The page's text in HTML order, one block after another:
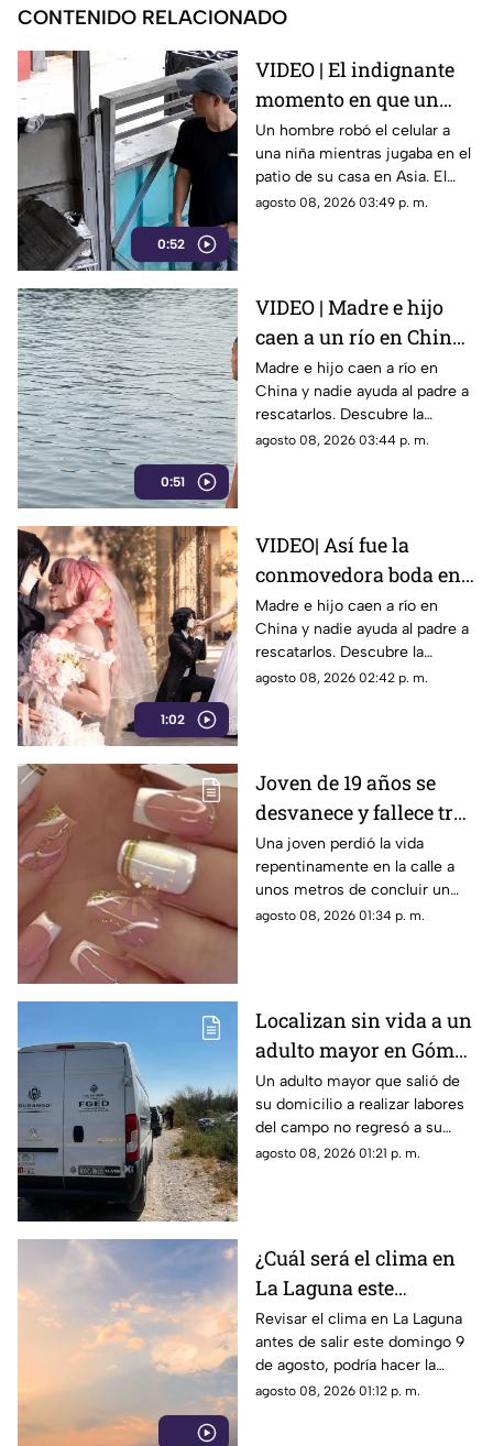
CONTENIDO RELACIONADO
0:52
VIDEO | El indignante
momento en que un
hombre roba el celular
a una niña en su propia
casa
Un hombre robó el celular a
una niña mientras jugaba en el
patio de su casa en Asia. El
video viral muestra cómo
agosto 08, 2026 03:49 p. m.
0:51
VIDEO | Madre e hijo
caen a un río en China
y nadie los ayuda por
esta indignante razón
Madre e hijo caen a río en
China y nadie ayuda al padre a
rescatarlos. Descubre la
polémica ley que castiga a los
agosto 08, 2026 03:44 p. m.
1:02
VIDEO| Así fue la
conmovedora boda en
México que le dio un
final feliz a Mitsuri y
Obana
Madre e hijo caen a río en
China y nadie ayuda al padre a
rescatarlos. Descubre la
polémica ley que castiga a los
agosto 08, 2026 02:42 p. m.
Joven de 19 años se
desvanece y fallece tras
ponerse uñas en
Coahuila
Una joven perdió la vida
repentinamente en la calle a
unos metros de concluir un
servicio de uñas. Autoridades
agosto 08, 2026 01:34 p. m.
Localizan sin vida a un
adulto mayor en Gómez
Palacio; habría sufrido
un infarto
Un adulto mayor que salió de
su domicilio a realizar labores
del campo no regresó a su
hogar. Tras ser buscado por su
agosto 08, 2026 01:21 p. m.
¿Cuál será el clima en
La Laguna este
domingo 9 de agosto
2026?
Revisar el clima en La Laguna
antes de salir este domingo 9
de agosto, podría hacer la
diferencia entre un día
agosto 08, 2026 01:12 p. m.